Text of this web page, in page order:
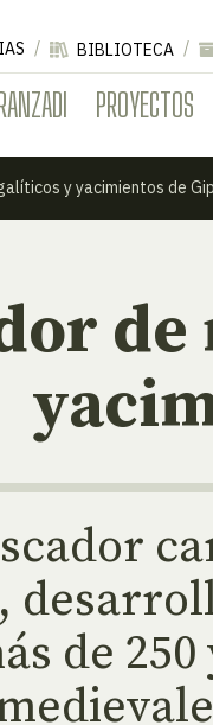
PROYECTOS
BIBLIOTECA
y yacimientos de
de